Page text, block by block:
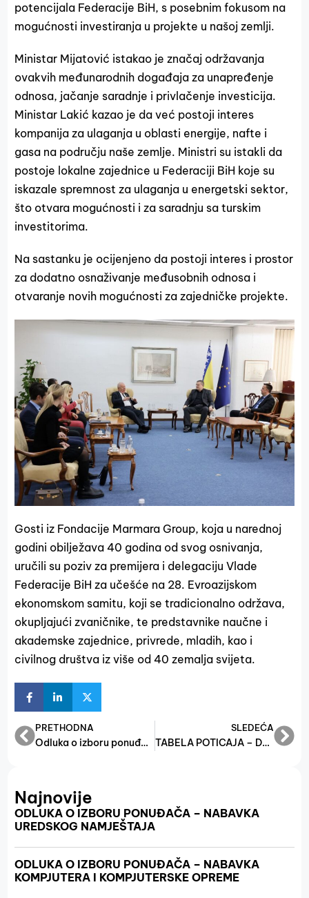
potencijala Federacije BiH, s posebnim fokusom na
mogućnosti investiranja u projekte u našoj zemlji.
Ministar Mijatović istakao je značaj održavanja
ovakvih međunarodnih događaja za unapređenje
odnosa, jačanje saradnje i privlačenje investicija.
Ministar Lakić kazao je da već postoji interes
kompanija za ulaganja u oblasti energije, nafte i
gasa na području naše zemlje. Ministri su istakli da
postoje lokalne zajednice u Federaciji BiH koje su
iskazale spremnost za ulaganja u energetski sektor,
što otvara mogućnosti i za saradnju sa turskim
investitorima.
Na sastanku je ocijenjeno da postoji interes i prostor
za dodatno osnaživanje međusobnih odnosa i
otvaranje novih mogućnosti za zajedničke projekte.
Gosti iz Fondacije Marmara Group, koja u narednoj
godini obilježava 40 godina od svog osnivanja,
uručili su poziv za premijera i delegaciju Vlade
Federacije BiH za učešće na 28. Evroazijskom
ekonomskom samitu, koji se tradicionalno održava,
okupljajući zvaničnike, te predstavnike naučne i
akademske zajednice, privrede, mladih, kao i
civilnog društva iz više od 40 zemalja svijeta.
PRETHODNA
Odluka o izboru ponuđača- javna nabavka tekućeg održavanja automobila (Škoda)
SLEDEĆA
TABELA POTICAJA – DODIJELJENA GRANT SREDSTVA 2016-2025
Najnovije
ODLUKA O IZBORU PONUĐAČA – NABAVKA
UREDSKOG NAMJEŠTAJA
ODLUKA O IZBORU PONUĐAČA – NABAVKA
KOMPJUTERA I KOMPJUTERSKE OPREME